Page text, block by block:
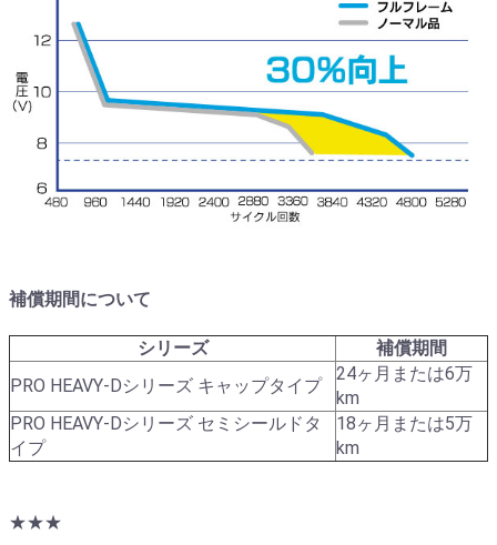
補償期間について
シリーズ
補償期間
PRO HEAVY-Dシリーズ キャップタイプ
24ヶ月または6万
km
PRO HEAVY-Dシリーズ セミシールドタ
イプ
18ヶ月または5万
km
★★★